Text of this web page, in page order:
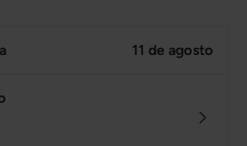
11 de agosto